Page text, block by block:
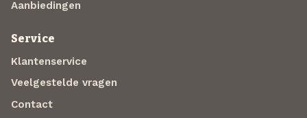
Aanbiedingen
Service
Klantenservice
Veelgestelde vragen
Contact